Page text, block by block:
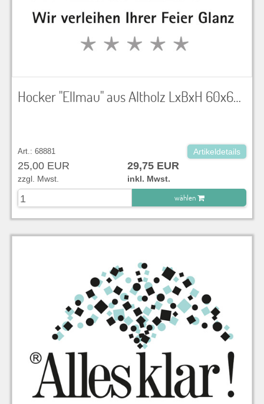
Hocker "Ellmau" aus Altholz LxBxH 60x60x45 cm
Art.: 68881 Artikeldetails
25,00 EUR 29,75 EUR
zzgl. Mwst.
inkl. Mwst.
wählen
zu Warenkorb hinzugefügt.